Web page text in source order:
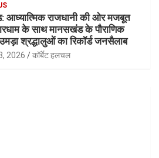
आध्यात्मिक राजधानी की ओर मजबूत
के साथ मानसखंड के पौराणिक
श्रद्धालुओं का रिकॉर्ड जनसैलाब
2026 कॉर्बेट हलचल